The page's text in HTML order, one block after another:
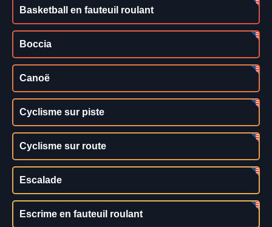
Basketball en fauteuil roulant
Boccia
Canoë
Cyclisme sur piste
Cyclisme sur route
Escalade
Escrime en fauteuil roulant